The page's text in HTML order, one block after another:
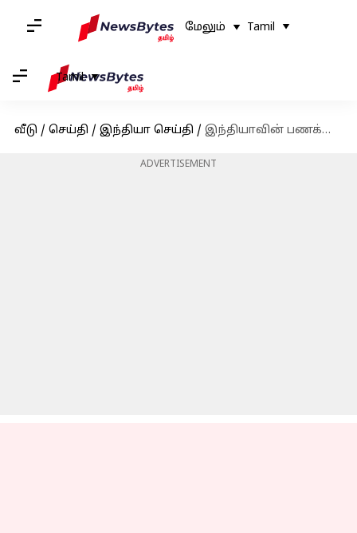
மேலும் Tamil
Tamil
வீடு / செய்தி / இந்தியா செய்தி / இந்தியாவின் பணக்காரர்களில் முகேஷ் அம்பானி தொடர்ந்து முதலிடத்தில் உள்ளார், இரண்டாமிடத்தில் அதானி
ADVERTISEMENT